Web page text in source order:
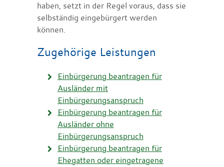
haben, setzt in der Regel voraus, dass sie
selbständig eingebürgert werden
können.
Zugehörige Leistungen
Einbürgerung beantragen für
Ausländer mit
Einbürgerungsanspruch
Einbürgerung beantragen für
Ausländer ohne
Einbürgerungsanspruch
Einbürgerung beantragen für
Ehegatten oder eingetragene